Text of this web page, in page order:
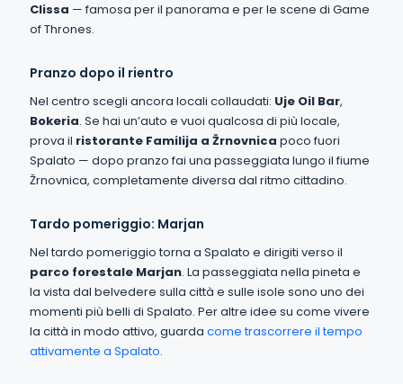
Clissa — famosa per il panorama e per le scene di Game
of Thrones.
Pranzo dopo il rientro
Nel centro scegli ancora locali collaudati: Uje Oil Bar,
Bokeria. Se hai un’auto e vuoi qualcosa di più locale,
prova il ristorante Familija a Žrnovnica poco fuori
Spalato — dopo pranzo fai una passeggiata lungo il fiume
Žrnovnica, completamente diversa dal ritmo cittadino.
Tardo pomeriggio: Marjan
Nel tardo pomeriggio torna a Spalato e dirigiti verso il
parco forestale Marjan. La passeggiata nella pineta e
la vista dal belvedere sulla città e sulle isole sono uno dei
momenti più belli di Spalato. Per altre idee su come vivere
la città in modo attivo, guarda come trascorrere il tempo
attivamente a Spalato.